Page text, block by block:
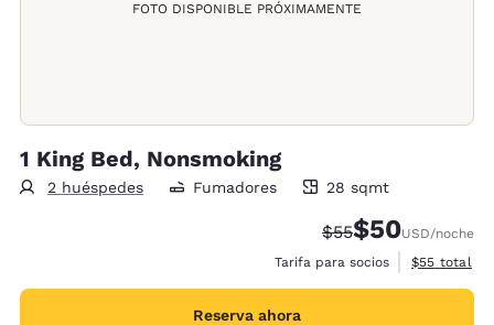
FOTO DISPONIBLE PRÓXIMAMENTE
1 King Bed, Nonsmoking
2 huéspedes
28 metros cuadrados
Fumadores 28 sqmt
Tarifa tachada:
$55Tarifa reducida:
$50USD/noche
Tarifa para socios
Ver detalles
$55 total
Reserva ahora